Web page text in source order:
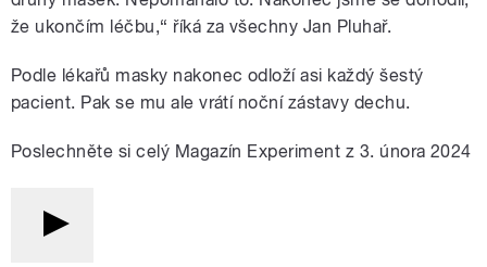
že ukončím léčbu,“ říká za všechny Jan Pluhař.
Podle lékařů masky nakonec odloží asi každý šestý
pacient. Pak se mu ale vrátí noční zástavy dechu.
Poslechněte si celý Magazín Experiment z 3. února 2024